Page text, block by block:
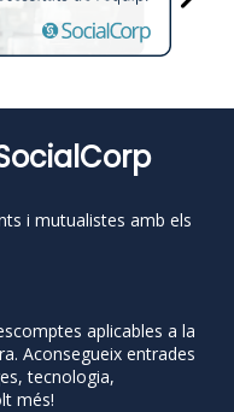
i mutualistes amb els
aplicables a la
Aconsegueix entrades
tecnologia,
més!